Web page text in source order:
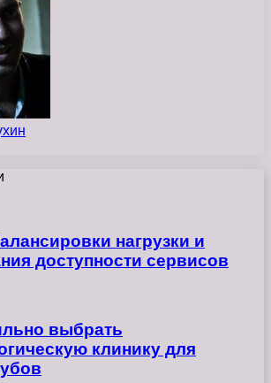
нагрузки и
доступности сервисов
выбрать
клинику для